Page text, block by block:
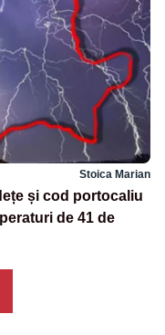
Stoica Marian
și cod portocaliu
de 41 de